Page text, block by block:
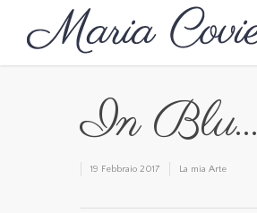
In Blu…
19 Febbraio 2017 La mia Arte